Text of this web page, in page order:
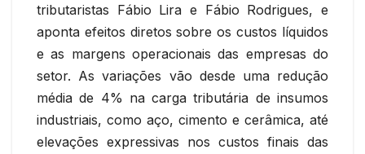
tributaristas Fábio Lira e Fábio Rodrigues, e
aponta efeitos diretos sobre os custos líquidos
e as margens operacionais das empresas do
setor. As variações vão desde uma redução
média de 4% na carga tributária de insumos
industriais, como aço, cimento e cerâmica, até
elevações expressivas nos custos finais das